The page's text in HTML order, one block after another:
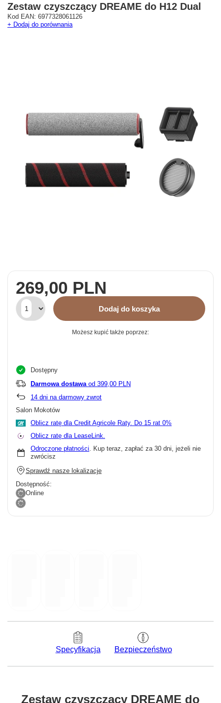
Zestaw czyszczący DREAME do H12 Dual
Kod EAN: 6977328061126
+ Dodaj do porównania
269,00 PLN
Dodaj do koszyka
Możesz kupić także poprzez:
Dostępny
Darmowa dostawa od 399,00 PLN
14 dni na darmowy zwrot
Salon Mokotów
Oblicz ratę dla Credit Agricole Raty.
Oblicz ratę dla LeaseLink.
Odroczone płatności. Kup teraz, zapłać za 30 dni, jeżeli nie
zwrócisz
Sprawdź nasze lokalizacje
Dostępność:
Online
Pokaż na mapie
Specyfikacja Bezpieczeństwo
Zestaw czyszczący DREAME do